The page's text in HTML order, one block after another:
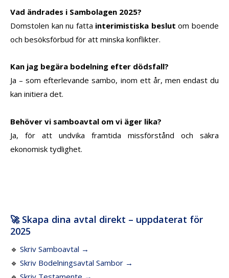
Vad ändrades i Sambolagen 2025?
Domstolen kan nu fatta interimistiska beslut om boende
och besöksförbud för att minska konflikter.
Kan jag begära bodelning efter dödsfall?
Ja – som efterlevande sambo, inom ett år, men endast du
kan initiera det.
Behöver vi samboavtal om vi äger lika?
Ja, för att undvika framtida missförstånd och säkra
ekonomisk tydlighet.
🚀 Skapa dina avtal direkt – uppdaterat för
2025
🔹 Skriv Samboavtal →
🔹 Skriv Bodelningsavtal Sambor →